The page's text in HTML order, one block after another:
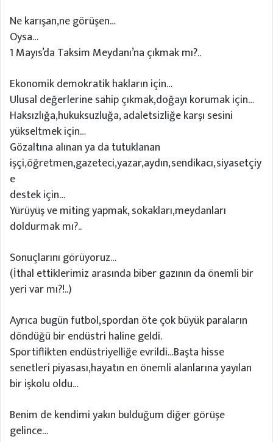
Ne karışan,ne görüşen…
Oysa…
1 Mayıs’da Taksim Meydanı’na çıkmak mı?..
Ekonomik demokratik hakların için…
Ulusal değerlerine sahip çıkmak,doğayı korumak için…
Haksızlığa,hukuksuzluğa, adaletsizliğe karşı sesini
yükseltmek için…
Gözaltına alınan ya da tutuklanan
işçi,öğretmen,gazeteci,yazar,aydın,sendikacı,siyasetçiy
e
destek için…
Yürüyüş ve miting yapmak, sokakları,meydanları
doldurmak mı?..
Sonuçlarını görüyoruz…
(İthal ettiklerimiz arasında biber gazının da önemli bir
yeri var mı?!..)
Ayrıca bugün futbol,spordan öte çok büyük paraların
döndüğü bir endüstri haline geldi.
Sportiflikten endüstriyelliğe evrildi…Başta hisse
senetleri piyasası,hayatın en önemli alanlarına yayılan
bir işkolu oldu…
Benim de kendimi yakın bulduğum diğer görüşe
gelince…